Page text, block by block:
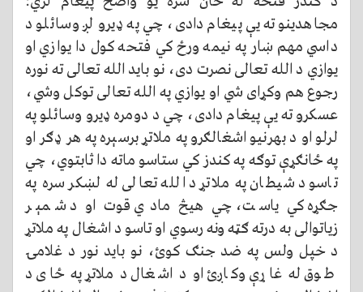
مجاهدینو ته یې پيغام دادی، چي په ډیرو لږ وسائلو د
داسي مهم ښار په نیمه ورځ کي فتحه کول دا یوازي او
یوازي د الله تعالی نصرت دی، نو باید الله تعالی ته نوره
رجوع هم وکړای شي او یوازي په الله تعالی توکل وشي،
عسکرو ته یې پيغام دادی، چي د دومره ډیرو وسائلو په
لرلو او د بهرنیو اشغالګرو په ملاتړ برسېره په هر ډګر او
په ځانګړې توګه په کندز کي ستاسو ماته دا ثابتوي، چي
تاسو د شیطان په ملاتړ د الله تعالی له لښکر سره په
جګړه کي یاست، چي هیڅ مادي قوت او د شمېر
زیاتوالی به درته ګټه ونه رسوي او تاسو د اشغال په ملاتړ
د خپل ولس په ضد جنګ کوئ، نو باید نور د غلامۍ
طوق له غاړې وکاږئ او د اشغال د ملاتړ په ځای د